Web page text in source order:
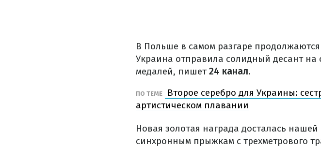
В Польше в самом разгаре
Украина отправила солидный десант
медалей, пишет24 канал.
ПО ТЕМЕ
Второе серебро для Украины:
артистическом плавании
Новая золотая награда досталась
синхронным прыжкам с трехметрового